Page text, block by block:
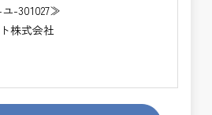
-301027≫
株式会社